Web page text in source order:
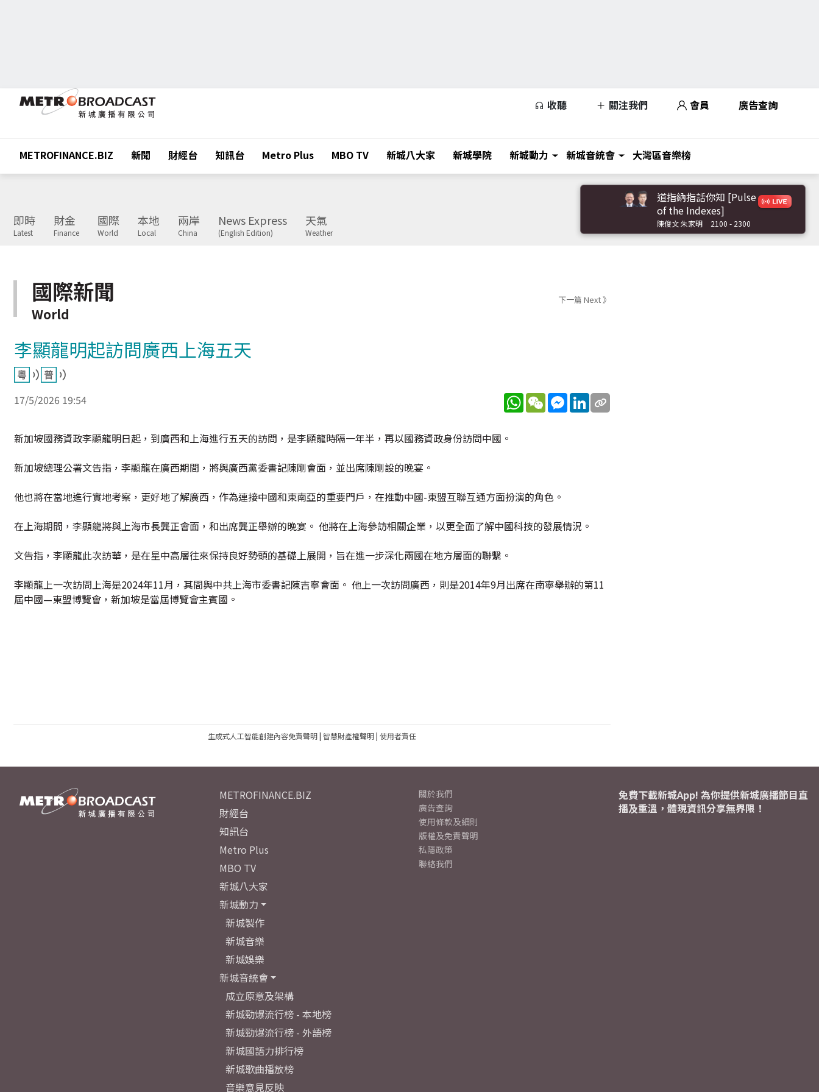
收聽 關注我們 會員 廣告查詢
METROFINANCE.BIZ 新聞 財經台 知訊台 Metro Plus MBO TV 新城八大家 新城學院 新城動力 新城音統會 大灣區音樂榜
即時
Latest
財金
Finance
國際
World
本地
Local
兩岸
China
News Express
(English Edition)
天氣
Weather
道指納指話你知 [Pulse
of the Indexes]
陳俊文 朱家明 2100 - 2300
國際新聞
World
下一篇 Next 》
李顯龍明起訪問廣西上海五天
17/5/2026 19:54 WhatsApp
WeChatMessenger
LinkedIn
新加坡國務資政李顯龍明日起，到廣西和上海進行五天的訪問，是李顯龍時隔一年半，再以國務資政身份訪問中國。
新加坡總理公署文告指，李顯龍在廣西期間，將與廣西黨委書記陳剛會面，並出席陳剛設的晚宴。
他也將在當地進行實地考察，更好地了解廣西，作為連接中國和東南亞的重要門戶，在推動中國-東盟互聯互通方面扮演的角色。
在上海期間，李顯龍將與上海市長龔正會面，和出席龔正舉辦的晚宴。 他將在上海參訪相關企業，以更全面了解中國科技的發展情況。
文告指，李顯龍此次訪華，是在星中高層往來保持良好勢頭的基礎上展開，旨在進一步深化兩國在地方層面的聯繫。
李顯龍上一次訪問上海是2024年11月，其間與中共上海市委書記陳吉寧會面。 他上一次訪問廣西，則是2014年9月出席在南寧舉辦的第11
屆中國—東盟博覽會，新加坡是當屆博覽會主賓國。
生成式人工智能創建內容免責聲明| 智慧財產權聲明| 使用者責任
METROFINANCE.BIZ
財經台
知訊台
Metro Plus
MBO TV
新城八大家
新城動力
新城製作
新城音樂
新城娛樂
新城音統會
成立原意及架構
新城勁爆流行榜 - 本地榜
新城勁爆流行榜 - 外語榜
新城國語力排行榜
新城歌曲播放榜
音樂意見反映
關於我們
廣告查詢
使用條款及細則
版權及免責聲明
私隱政策
聯絡我們
免費下載新城App! 為你提供新城廣播節目直
播及重溫，體現資訊分享無界限！